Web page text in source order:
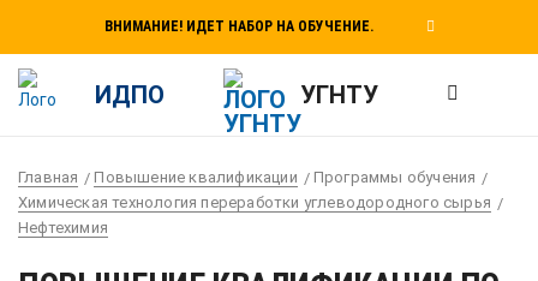
ВНИМАНИЕ! ИДЕТ НАБОР НА ОБУЧЕНИЕ.
ИДПО УГНТУ
Главная Повышение квалификации
Программы обучения
Химическая технология переработки углеводородного сырья
Нефтехимия